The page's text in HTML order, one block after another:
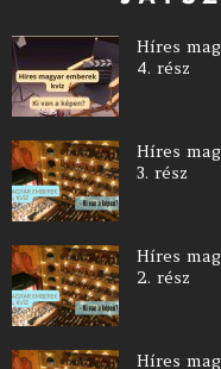
Híres
4. rész
Híres
3. rész
Híres
2. rész
Híres